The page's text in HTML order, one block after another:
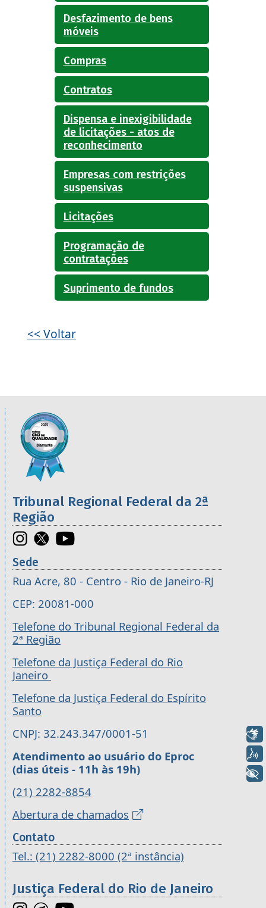
Desfazimento de bens
móveis
Compras
Contratos
Dispensa e inexigibilidade
de licitações - atos de
reconhecimento
Empresas com restrições
suspensivas
Licitações
Programação de
contratações
Suprimento de fundos
<< Voltar
Informações úteis sobre os órgãos da 2ª
Imagem
Tribunal Regional Federal da 2ª
Região
Sede
Rua Acre, 80 - Centro - Rio de Janeiro-RJ
CEP: 20081-000
Telefone do Tribunal Regional Federal da
2ª Região
Telefone da Justiça Federal do Rio
Janeiro
Telefone da Justiça Federal do Espírito
Santo
CNPJ: 32.243.347/0001-51
Atendimento ao usuário do Eproc
(dias úteis - 11h às 19h)
(21) 2282-8854
Abertura de chamados
Contato
Tel.: (21) 2282-8000 (2ª instância)
Justiça Federal do Rio de Janeiro